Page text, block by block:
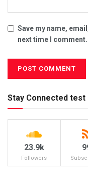
Save my name,
next time I comment.
Stay Connected test
23.9k
Followers